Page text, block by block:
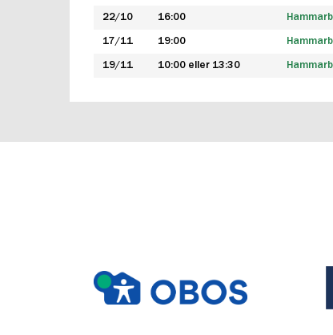
22/10 16:00
17/11 19:00
19/11 10:00 eller 13:30